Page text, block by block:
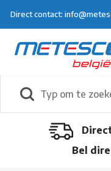
Direct contact:
Bel